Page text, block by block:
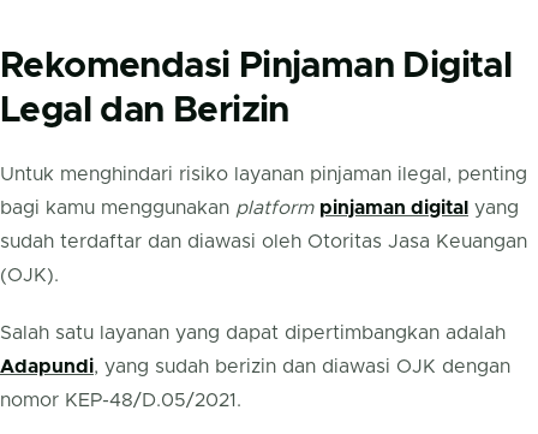
Rekomendasi Pinjaman Digital
Legal dan Berizin
Untuk menghindari risiko layanan pinjaman ilegal, penting
bagi kamu menggunakan platform pinjaman digital yang
sudah terdaftar dan diawasi oleh Otoritas Jasa Keuangan
(OJK).
Salah satu layanan yang dapat dipertimbangkan adalah
Adapundi, yang sudah berizin dan diawasi OJK dengan
nomor KEP-48/D.05/2021.